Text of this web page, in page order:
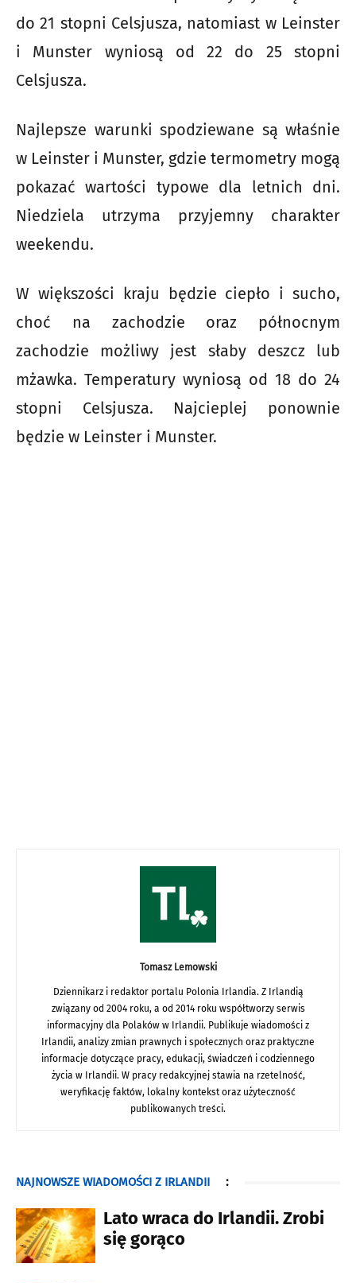
do 21 stopni Celsjusza, natomiast w Leinster
i Munster wyniosą od 22 do 25 stopni
Celsjusza.
Najlepsze warunki spodziewane są właśnie
w Leinster i Munster, gdzie termometry mogą
pokazać wartości typowe dla letnich dni.
Niedziela utrzyma przyjemny charakter
weekendu.
W większości kraju będzie ciepło i sucho,
choć na zachodzie oraz północnym
zachodzie możliwy jest słaby deszcz lub
mżawka. Temperatury wyniosą od 18 do 24
stopni Celsjusza. Najcieplej ponownie
będzie w Leinster i Munster.
Tomasz Lemowski
Dziennikarz i redaktor portalu Polonia Irlandia. Z Irlandią
związany od 2004 roku, a od 2014 roku współtworzy serwis
informacyjny dla Polaków w Irlandii. Publikuje wiadomości z
Irlandii, analizy zmian prawnych i społecznych oraz praktyczne
informacje dotyczące pracy, edukacji, świadczeń i codziennego
życia w Irlandii. W pracy redakcyjnej stawia na rzetelność,
weryfikację faktów, lokalny kontekst oraz użyteczność
publikowanych treści.
NAJNOWSZE WIADOMOŚCI Z IRLANDII :
Lato wraca do Irlandii. Zrobi
się gorąco